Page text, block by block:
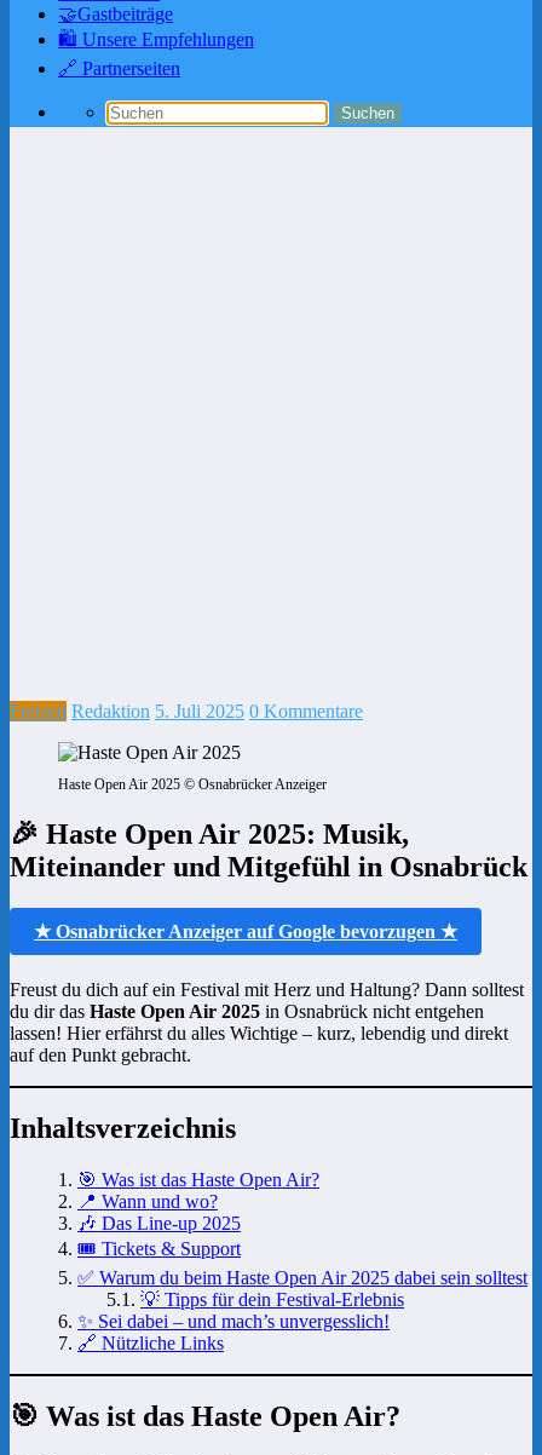
🤝Gastbeiträge
🛍️ Unsere Empfehlungen
🔗 Partnerseiten
Freizeit Redaktion 5. Juli 2025 0 Kommentare
Haste Open Air 2025 © Osnabrücker Anzeiger
🎉 Haste Open Air 2025: Musik,
Miteinander und Mitgefühl in Osnabrück
★ Osnabrücker Anzeiger auf Google bevorzugen ★
Freust du dich auf ein Festival mit Herz und Haltung? Dann solltest
du dir das Haste Open Air 2025 in Osnabrück nicht entgehen
lassen! Hier erfährst du alles Wichtige – kurz, lebendig und direkt
auf den Punkt gebracht.
Inhaltsverzeichnis
🎯 Was ist das Haste Open Air?
📍 Wann und wo?
🎶 Das Line-up 2025
🎟️ Tickets & Support
✅ Warum du beim Haste Open Air 2025 dabei sein solltest
💡 Tipps für dein Festival-Erlebnis
✨ Sei dabei – und mach’s unvergesslich!
🔗 Nützliche Links
🎯 Was ist das Haste Open Air?